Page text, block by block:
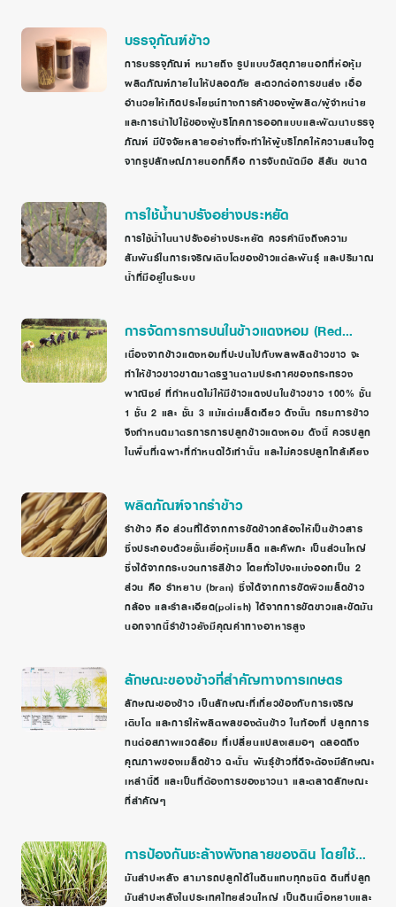
บรรจุภัณฑ์ข้าว
การบรรจุภัณฑ์ หมายถึง รูปแบบวัสดุภายนอกที่ห่อหุ้ม
ผลิตภัณฑ์ภายในให้ปลอดภัย สะดวกต่อการขนส่ง เอื้อ
อำนวยให้เกิดประโยชน์ทางการค้าของผู้ผลิต/ผู้จำหน่าย
และการนำไปใช้ของผู้บริโภคการออกแบบและพัฒนาบรรจุ
ภัณฑ์ มีปัจจัยหลายอย่างที่จะทำให้ผู้บริโภคให้ความสนใจดู
จากรูปลักษณ์ภายนอกก็คือ การจับถนัดมือ สีสัน ขนาด
การใช้น้ำนาปรังอย่างประหยัด
การใช้น้ำในนาปรังอย่างประหยัด ควรคำนึงถึงความ
สัมพันธ์ในการเจริญเติบโตของข้าวแต่ละพันธุ์ และปริมาณ
น้ำที่มีอยู่ในระบบ
การจัดการการปนในข้าวแดงหอม (Red
Hawm Rice)
เนื่องจากข้าวแดงหอมที่ปะปนไปกับผลผลิตข้าวขาว จะ
ทำให้ข้าวขาวขาดมาตรฐานตามประกาศของกระทรวง
พาณิชย์ ที่กำหนดไม่ให้มีข้าวแดงปนในข้าวขาว 100% ชั้น
1 ชั้น 2 และ ชั้น 3 แม้แต่เมล็ดเดียว ดังนั้น กรมการข้าว
จึงกำหนดมาตรการการปลูกข้าวแดงหอม ดังนี้ ควรปลูก
ในพื้นที่เฉพาะที่กำหนดไว้เท่านั้น และไม่ควรปลูกใกล้เคียง
ผลิตภัณฑ์จากรำข้าว
รำข้าว คือ ส่วนที่ได้จากการขัดข้าวกล้องให้เป็นข้าวสาร
ซึ่งประกอบด้วยชั้นเยื่อหุ้มเมล็ด และคัพภะ เป็นส่วนใหญ่
ซึ่งได้จากกระบวนการสีข้าว โดยทั่วไปจะแบ่งออกเป็น 2
ส่วน คือ รำหยาบ (bran) ซึ่งได้จากการขัดผิวเมล็ดข้าว
กล้อง และรำละเอียด(polish) ได้จากการขัดขาวและขัดมัน
นอกจากนี้รำข้าวยังมีคุณค่าทางอาหารสูง
ลักษณะของข้าวที่สำคัญทางการเกษตร
ลักษณะของข้าว เป็นลักษณะที่เกี่ยวข้องกับการเจริญ
เติบโต และการให้ผลิตผลของต้นข้าว ในท้องที่ ปลูกการ
ทนต่อสภาพแวดล้อม ที่เปลี่ยนแปลงเสมอๆ ตลอดถึง
คุณภาพของเมล็ดข้าว ฉะนั้น พันธุ์ข้าวที่ดีจะต้องมีลักษณะ
เหล่านี้ดี และเป็นที่ต้องการของชาวนา และตลาดลักษณะ
ที่สำคัญๆ
การป้องกันชะล้างพังทลายของดิน โดยใช้
หญ้าแฝก
มันสำปะหลัง สามารถปลูกได้ในดินแทบทุกชนิด ดินที่ปลูก
มันสำปะหลังในประเทศไทยส่วนใหญ่ เป็นดินเนื้อหยาบและ